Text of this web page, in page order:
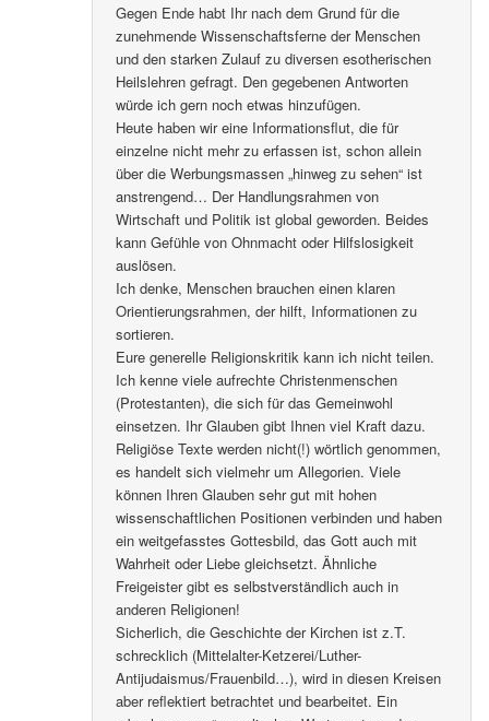
Gegen Ende habt Ihr nach dem Grund für die
zunehmende Wissenschaftsferne der Menschen
und den starken Zulauf zu diversen esotherischen
Heilslehren gefragt. Den gegebenen Antworten
würde ich gern noch etwas hinzufügen.
Heute haben wir eine Informationsflut, die für
einzelne nicht mehr zu erfassen ist, schon allein
über die Werbungsmassen „hinweg zu sehen“ ist
anstrengend… Der Handlungsrahmen von
Wirtschaft und Politik ist global geworden. Beides
kann Gefühle von Ohnmacht oder Hilfslosigkeit
auslösen.
Ich denke, Menschen brauchen einen klaren
Orientierungsrahmen, der hilft, Informationen zu
sortieren.
Eure generelle Religionskritik kann ich nicht teilen.
Ich kenne viele aufrechte Christenmenschen
(Protestanten), die sich für das Gemeinwohl
einsetzen. Ihr Glauben gibt Ihnen viel Kraft dazu.
Religiöse Texte werden nicht(!) wörtlich genommen,
es handelt sich vielmehr um Allegorien. Viele
können Ihren Glauben sehr gut mit hohen
wissenschaftlichen Positionen verbinden und haben
ein weitgefasstes Gottesbild, das Gott auch mit
Wahrheit oder Liebe gleichsetzt. Ähnliche
Freigeister gibt es selbstverständlich auch in
anderen Religionen!
Sicherlich, die Geschichte der Kirchen ist z.T.
schrecklich (Mittelalter-Ketzerei/Luther-
Antijudaismus/Frauenbild…), wird in diesen Kreisen
aber reflektiert betrachtet und bearbeitet. Ein